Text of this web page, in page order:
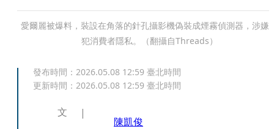
愛爾麗被爆料，裝設在角落的針孔攝影機偽裝成煙霧偵測器，涉嫌
犯消費者隱私。（翻攝自Threads）
發布時間： 2026.05.08 12:59 臺北時間
更新時間： 2026.05.08 12:59 臺北時間
文
陳凱俊